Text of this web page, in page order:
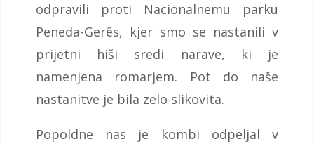
odpravili proti Nacionalnemu parku
Peneda-Gerês, kjer smo se nastanili v
prijetni hiši sredi narave, ki je
namenjena romarjem. Pot do naše
nastanitve je bila zelo slikovita.
Popoldne nas je kombi odpeljal v